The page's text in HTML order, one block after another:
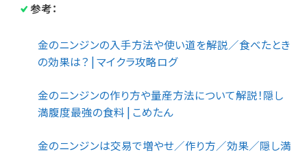
参考：
金のニンジンの入手方法や使い道を解説／食べたとき
の効果は？ | マイクラ攻略ログ
金のニンジンの作り方や量産方法について解説！隠し
満腹度最強の食料 | こめたん
金のニンジンは交易で増やせ／作り方／効果／隠し満